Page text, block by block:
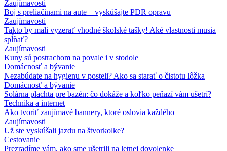
Zaujímavosti
Boj s preliačinami na aute – vyskúšajte PDR opravu
Zaujímavosti
Takto by mali vyzerať vhodné školské tašky! Aké vlastnosti musia
spĺňať?
Zaujímavosti
Kuny sú postrachom na povale i v stodole
Domácnosť a bývanie
Nezabúdate na hygienu v posteli? Ako sa starať o čistotu lôžka
Domácnosť a bývanie
Solárna plachta pre bazén: čo dokáže a koľko peňazí vám ušetrí?
Technika a internet
Ako tvoriť zaujímavé bannery, ktoré oslovia každého
Zaujímavosti
Už ste vyskúšali jazdu na štvorkolke?
Cestovanie
Prezradíme vám, ako sme ušetrili na letnej dovolenke